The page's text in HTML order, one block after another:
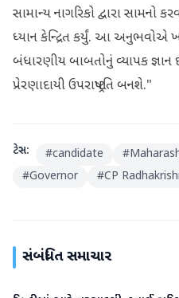
સામાન્ય નાગરિકો દ્વારા સામનો
ધ્યાન કેન્દ્રિત કર્યું. આ અનુભવોએ
બંધારણીય બાબતોનું વ્યાપક
પ્રેરણાદાયી ઉપરાષ્ટ્રપતિ બનશે."
ટેગ્સ: #candidate #
#Governor #CP
સંબંધિત સમાચાર